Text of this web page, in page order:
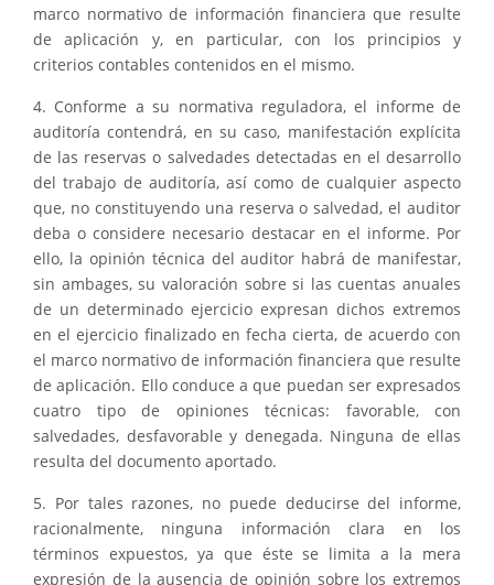
marco normativo de información financiera que resulte
de aplicación y, en particular, con los principios y
criterios contables contenidos en el mismo.
4. Conforme a su normativa reguladora, el informe de
auditoría contendrá, en su caso, manifestación explícita
de las reservas o salvedades detectadas en el desarrollo
del trabajo de auditoría, así como de cualquier aspecto
que, no constituyendo una reserva o salvedad, el auditor
deba o considere necesario destacar en el informe. Por
ello, la opinión técnica del auditor habrá de manifestar,
sin ambages, su valoración sobre si las cuentas anuales
de un determinado ejercicio expresan dichos extremos
en el ejercicio finalizado en fecha cierta, de acuerdo con
el marco normativo de información financiera que resulte
de aplicación. Ello conduce a que puedan ser expresados
cuatro tipo de opiniones técnicas: favorable, con
salvedades, desfavorable y denegada. Ninguna de ellas
resulta del documento aportado.
5. Por tales razones, no puede deducirse del informe,
racionalmente, ninguna información clara en los
términos expuestos, ya que éste se limita a la mera
expresión de la ausencia de opinión sobre los extremos